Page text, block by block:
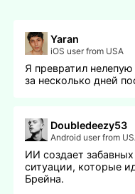
Yaran
iOS user from USA
Я превратил
за несколько дней
Doubledeezy53
Android user from
ИИ создает
ситуации, которые
Брейна.